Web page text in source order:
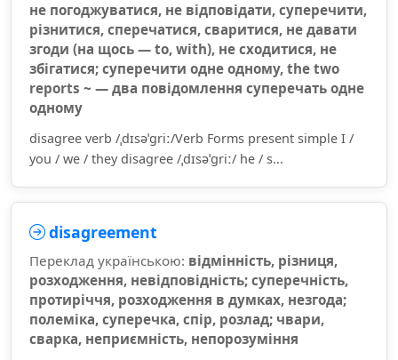
не погоджуватися, не відповідати, суперечити,
різнитися, сперечатися, сваритися, не давати
згоди (на щось — to, with), не сходитися, не
збігатися; суперечити одне одному, the two
reports ~ — два повідомлення суперечать одне
одному
disagree verb /ˌdɪsəˈɡriː/Verb Forms present simple I /
you / we / they disagree /ˌdɪsəˈɡriː/ he / s...
disagreement
Переклад українською: відмінність, різниця,
розходження, невідповідність; суперечність,
протиріччя, розходження в думках, незгода;
полеміка, суперечка, спір, розлад; чвари,
сварка, неприємність, непорозуміння